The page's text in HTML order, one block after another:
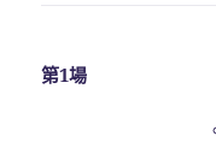
第1場